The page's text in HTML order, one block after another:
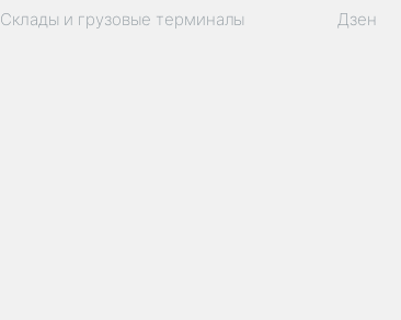
Склады и грузовые терминалы Дзен